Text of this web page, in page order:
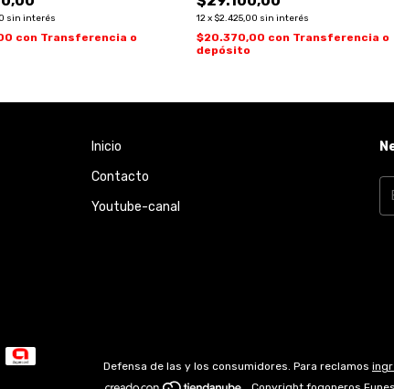
sin interés
con Transferencia o
12x $2.425,00 sin interés
$20.370,00 con Transferencia o
depósito
Inicio
Contacto
Youtube-canal
Defensa de las y los consumidores. Para reclamos